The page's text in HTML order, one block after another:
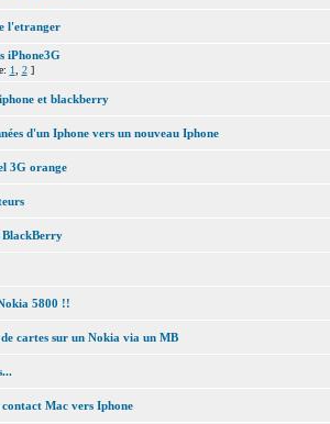
l'etranger
iPhone3G
1 2]
et blackberry
d'un Iphone vers un nouveau Iphone
3G orange
BlackBerry
5800 !!
cartes sur un Nokia via un MB
Mac vers Iphone